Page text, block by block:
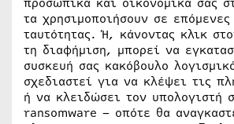
τα χρησιμοποιήσουν σε επόμενες
ταυτότητας. Ή, κάνοντας κλικ
τη διαφήμιση, μπορεί να
συσκευή σας κακόβουλο
σχεδιαστεί για να κλέψει τις
ή να κλειδώσει τον υπολογιστή
ransomware – οπότε θα